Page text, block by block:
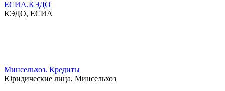
ЕСИА.КЭДО
КЭДО, ЕСИА
Минсельхоз. Кредиты
Юридические лица, Минсельхоз